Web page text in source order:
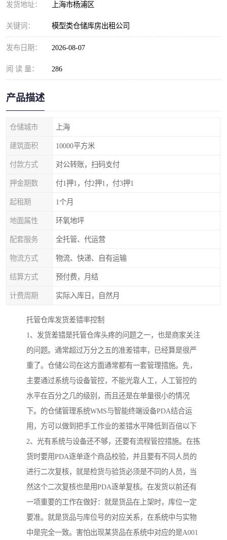
发货地址： 上海市杨浦区
关键词： 模型类仓储库房出租公司
发布日期： 2026-08-07
阅 读 量： 286
产品描述
仓储城市 上海
建筑面积 10000平方米
付款方式 对公转账，扫码支付
押金期数 付1押1，付2押1，付3押1
起租期 1个月
地面属性 环氧地坪
配套服务 全托管、代运营
物流方式 物流、快递、自有运输
结算方式 预付费，月结
计费周期 实际入库日，自然月
托管仓库发货差错率控制
1、发货差错是托管仓库头疼的问题之一，也是商家关注
的问题。通常超过万分之五的准差错率，已经算是很严
重了。仓储公司在这方面通常都有一套管理措施。先，
主要通过系统与设备管控，不能光靠人工，人工管控的
水平在百分之几的级别，而且还是在单量很小的情况
下。的仓储管理系统WMS与智能终端设备PDA结合运
用，方可以做到把手工作业的差错水平降低到百倍以下
2、光有系统与设备还不够，还要有流程管控措施。在拣
货时要用PDA逐单逐个商品校验，并且要有不同人员的
进行二次复核，就是检货与验货必须是不同的人员，当
然这个二次复核也是用PDA逐单复核。在发货以前还有
一项重要的工作在做好：就是货品在上架时，库位一定
要准。就是货品与库位号的对应关系，在系统中与实物
中是完全一致。害怕出现某货品在系统中对应的是A001